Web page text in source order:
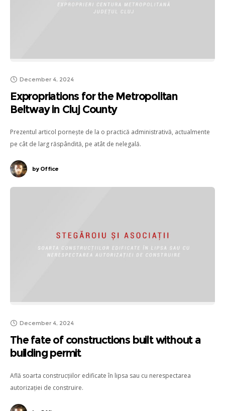
December 4, 2024
Expropriations for the Metropolitan
Beltway in Cluj County
Prezentul articol pornește de la o practică administrativă, actualmente
pe cât de larg răspândită, pe atât de nelegală.
byOffice
December 4, 2024
The fate of constructions built without a
building permit
Află soarta construcțiilor edificate în lipsa sau cu nerespectarea
autorizației de construire.